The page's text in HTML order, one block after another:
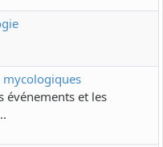
mycologiques
événements et les